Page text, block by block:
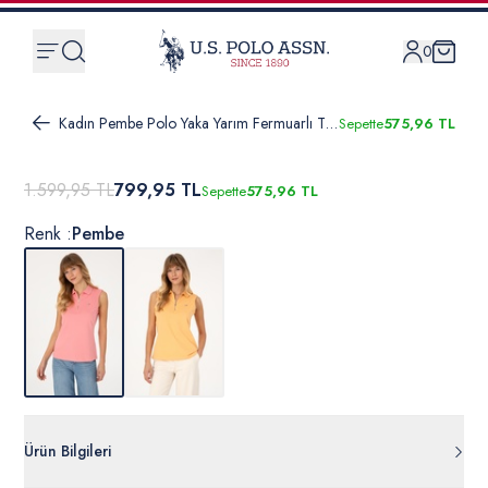
0
Kadın Pembe Polo Yaka Yarım Fermuarlı TişörtSepette575,96 TL
1.599,95 TL799,95 TLSepette575,96 TL
Renk :Pembe
Ürün Bilgileri